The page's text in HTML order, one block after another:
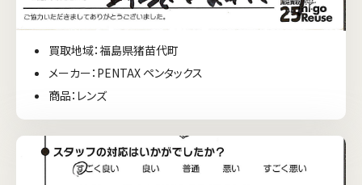
買取地域：福島県猪苗代町
メーカー：PENTAX ペンタックス
商品：レンズ